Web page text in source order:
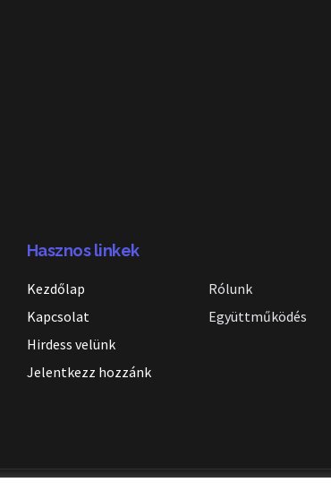
Hasznos linkek
Kezdőlap
Kapcsolat
Hirdess velünk
Jelentkezz hozzánk
Rólunk
Együttműködés